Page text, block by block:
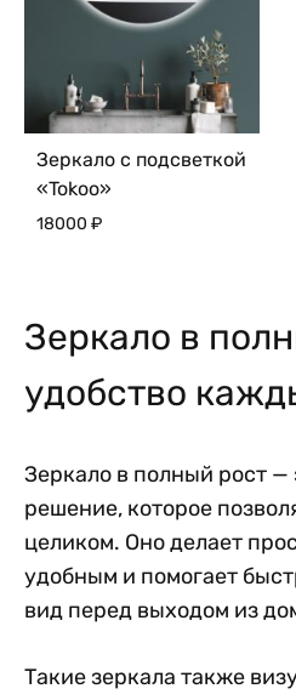
Зеркало с подсветкой
«Tokoo»
18000 ₽
Зеркало в
удобство
Зеркало в полный рост —
решение, которое
целиком. Оно делает
удобным и помогает
вид перед выходом из
Такие зеркала также